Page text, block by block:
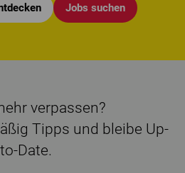
Jobs suchen
verpassen?
Tipps und bleibe Up-
to-Date.